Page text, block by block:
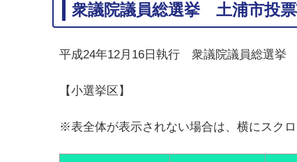
衆議院議員総選挙 土浦市投票
平成24年12月16日執行 衆議院議員総選挙
【小選挙区】
※表全体が表示されない場合は、横にスクロ